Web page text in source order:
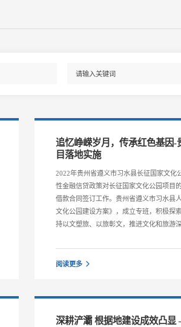
追忆峥嵘岁月，传承红色基因-
目落地实施
2022年贵州省遵义市习水县长征国家文化
性金融信贷政策对长征国家文化公园项目
借款合同签订工作。贵州省遵义市习水县
文化公园建设方案》，成立专班，积极探
持以文塑旅、以旅彰文，推进文化和旅游
阅读更多
深耕浐灞 根据地建设成效凸